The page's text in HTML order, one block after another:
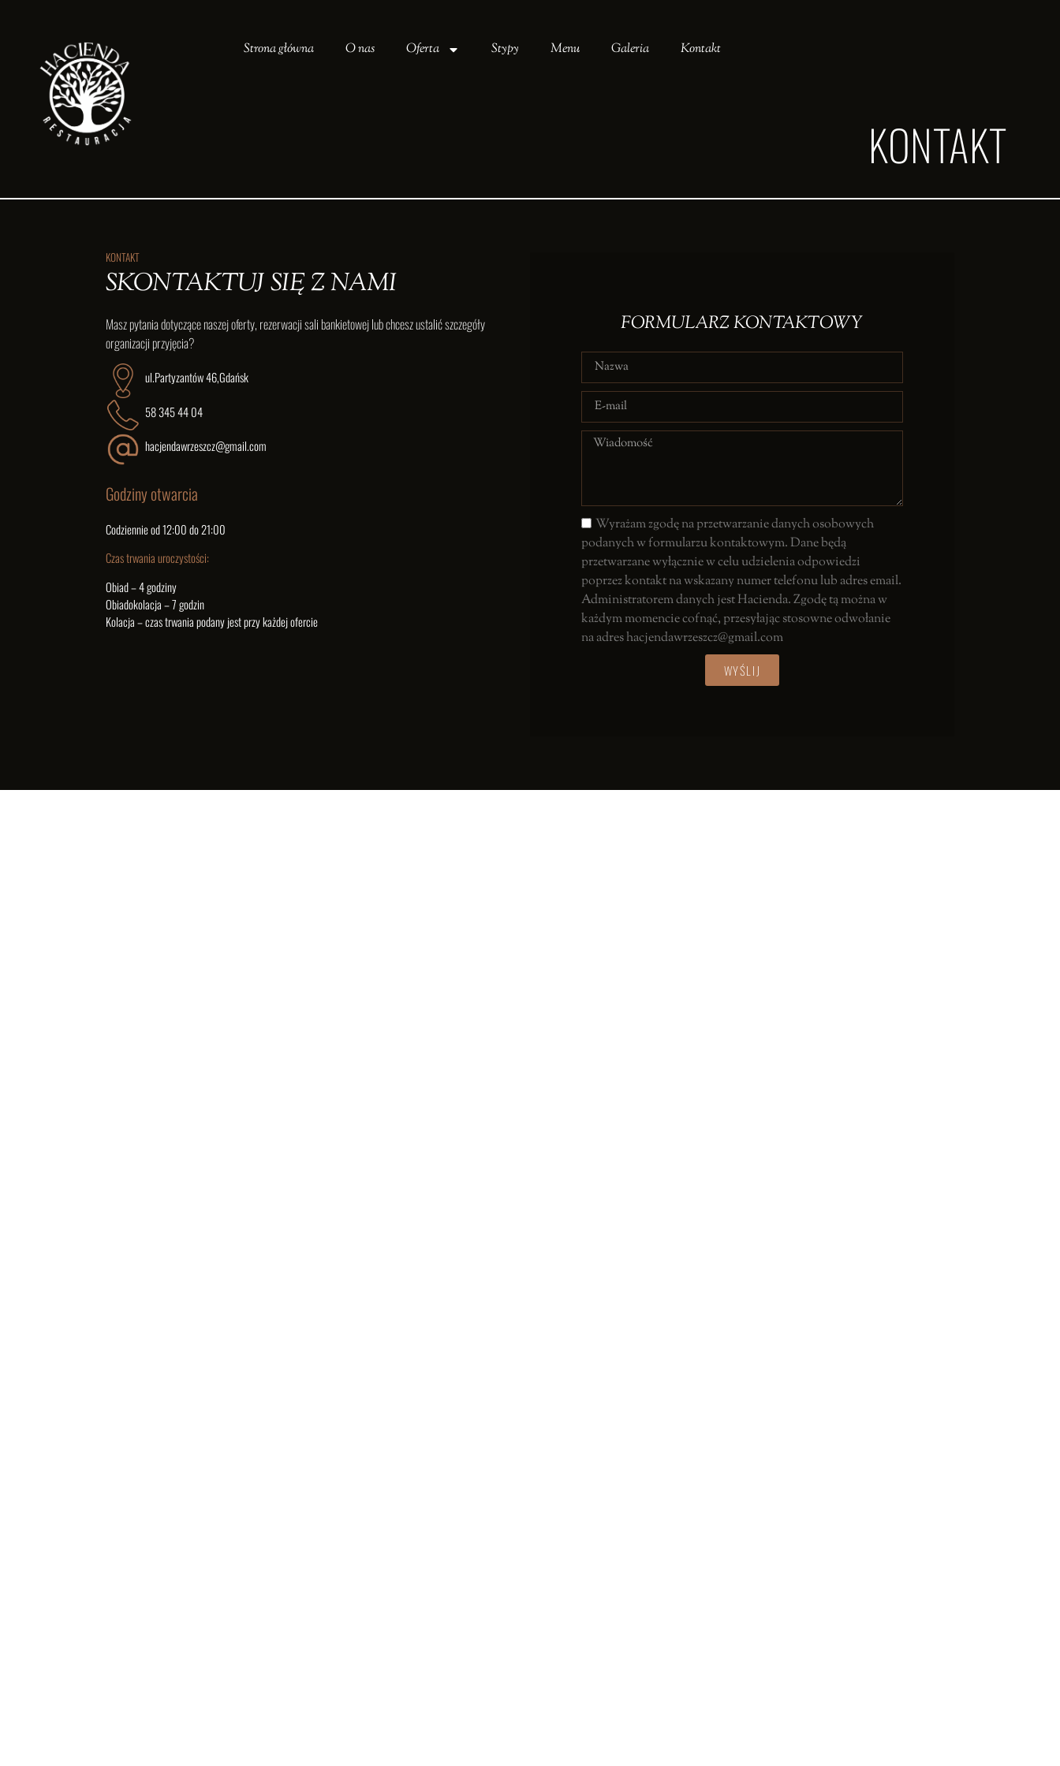
Strona główna O nas Oferta Stypy Menu Galeria Kontakt
KONTAKT
KONTAKT
SKONTAKTUJ SIĘ Z NAMI
Masz pytania dotyczące naszej oferty, rezerwacji sali bankietowej lub chcesz ustalić szczegóły
organizacji przyjęcia?
ul.Partyzantów 46,Gdańsk
58 345 44 04
hacjendawrzeszcz@gmail.com
Godziny otwarcia
Codziennie od 12:00 do 21:00
Czas trwania uroczystości:
Obiad – 4 godziny
Obiadokolacja – 7 godzin
Kolacja – czas trwania podany jest przy każdej ofercie
FORMULARZ KONTAKTOWY
Wyrażam zgodę na przetwarzanie danych osobowych
podanych w formularzu kontaktowym. Dane będą
przetwarzane wyłącznie w celu udzielenia odpowiedzi
poprzez kontakt na wskazany numer telefonu lub adres email.
Administratorem danych jest Hacienda. Zgodę tą można w
każdym momencie cofnąć, przesyłając stosowne odwołanie
na adres hacjendawrzeszcz@gmail.com
WYŚLIJ